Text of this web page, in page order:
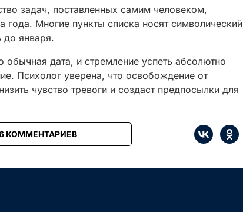
задач, поставленных самим человеком,
года. Многие пункты списка носят символический
до января.
обычная дата, и стремление успеть абсолютно
Психолог уверена, что освобождение от
чувство тревоги и создаст предпосылки для
КОММЕНТАРИЕВ
Сначала интересные